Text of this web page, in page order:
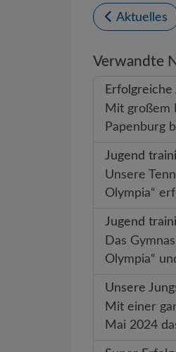
Aktuelles
Verwandte
Mit großem
Papenburg
Jugend
Unsere
Olympia“
Jugend
Das
Olympia“
Unsere
Mit einer
Mai 2024